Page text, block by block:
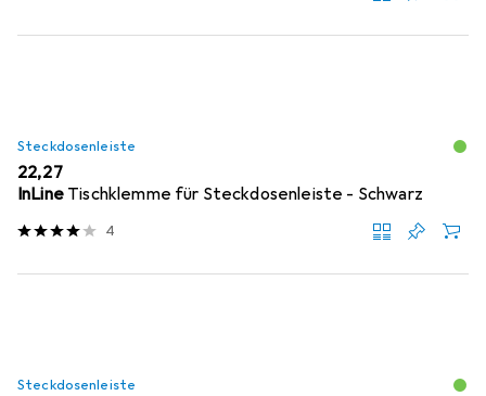
Steckdosenleiste
EUR
22,27
InLine Tischklemme für Steckdosenleiste - Schwarz
4
Steckdosenleiste